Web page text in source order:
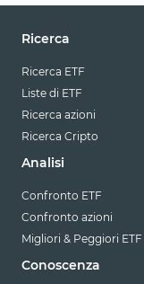
Ricerca
Ricerca ETF
Liste di ETF
Ricerca azioni
Ricerca Cripto
Analisi
Confronto ETF
Confronto azioni
Migliori & Peggiori ETF
Conoscenza